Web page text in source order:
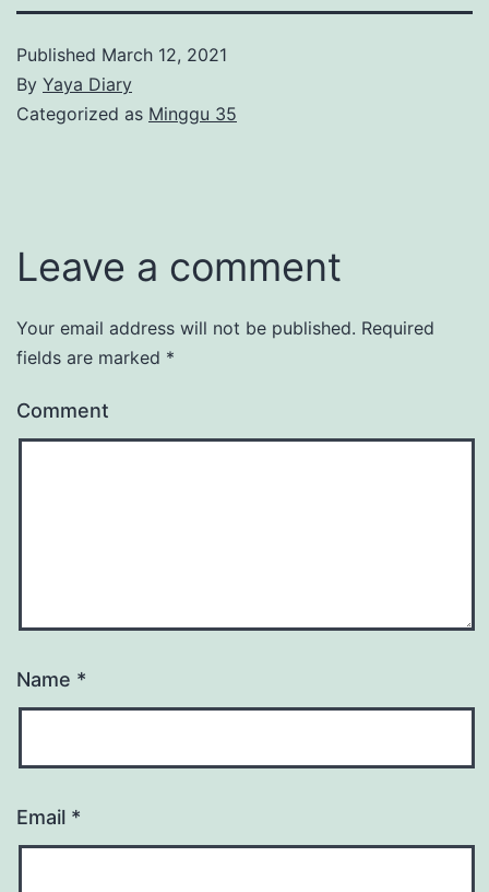
Published March 12, 2021
By Yaya Diary
Categorized as Minggu 35
Leave a comment
Your email address will not be published. Required
fields are marked *
Comment
Name *
Email *